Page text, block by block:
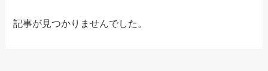
記事が見つかりませんでした。